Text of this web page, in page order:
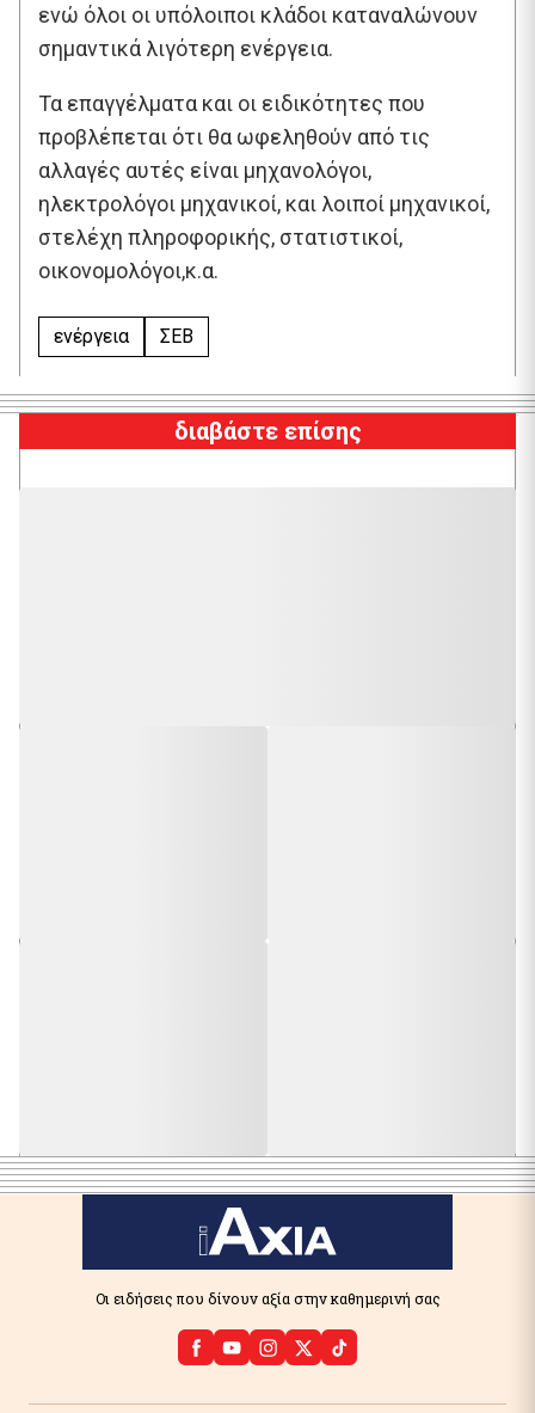
ενώ όλοι οι υπόλοιποι κλάδοι καταναλώνουν
σημαντικά λιγότερη ενέργεια.
Τα επαγγέλματα και οι ειδικότητες που
προβλέπεται ότι θα ωφεληθούν από τις
αλλαγές αυτές είναι μηχανολόγοι,
ηλεκτρολόγοι μηχανικοί, και λοιποί μηχανικοί,
στελέχη πληροφορικής, στατιστικοί,
οικονομολόγοι,κ.α.
ενέργεια ΣΕΒ
διαβάστε επίσης
Οι ειδήσεις που δίνουν αξία στην καθημερινή σας